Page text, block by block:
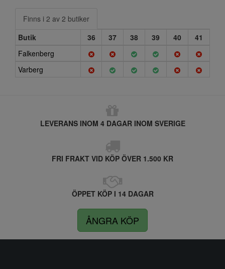
Finns i 2 av 2 butiker
Butik
36 37 38 39 40
41
Falkenberg
Varberg
LEVERANS INOM 4 DAGAR INOM SVERIGE
FRI FRAKT VID KÖP ÖVER 1.500 KR
ÖPPET KÖP I 14 DAGAR
ÅNGRA KÖP